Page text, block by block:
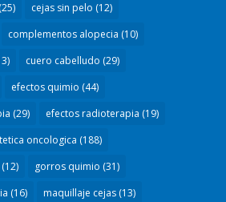
cejas sin pelo (12)
complementos alopecia (10)
cuero cabelludo (29)
efectos quimio (44)
(29) efectos radioterapia (19)
oncologica (188)
gorros quimio (31)
(16) maquillaje cejas(13)